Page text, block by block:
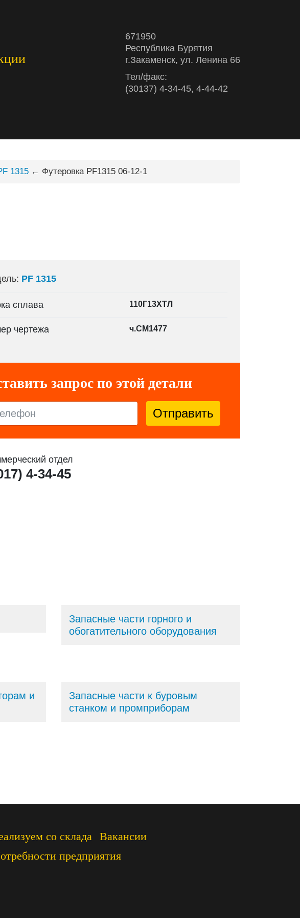
671950
Республика Бурятия
г.Закаменск, ул. Ленина 66
Тел/факс:
(30137) 4-34-45, 4-44-42
1315 ← Футеровка PF1315 06-12-1
PF 1315
сплава 110Г13ХТЛ
чертежа ч.СМ1477
запрос по этой детали
Отправить
отдел
4-34-45
Запасные части горного и
обогатительного оборудования
и
Запасные части к буровым
станком и промприборам
со склада
Вакансии
предприятия